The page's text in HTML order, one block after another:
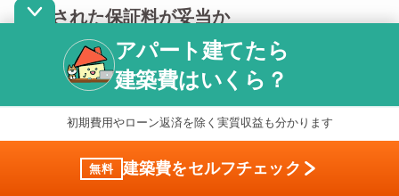
提示された保証料が妥当か
サブリースを契約した場合、不動産会社から支払
われる保証料が主な収入源となります。しかし、
な保証料を提案するわけではありません。
アパート建てたら
建築費はいくら？
初期費用やローン返済を除く実質収益も分かります
無料 建築費をセルフチェック